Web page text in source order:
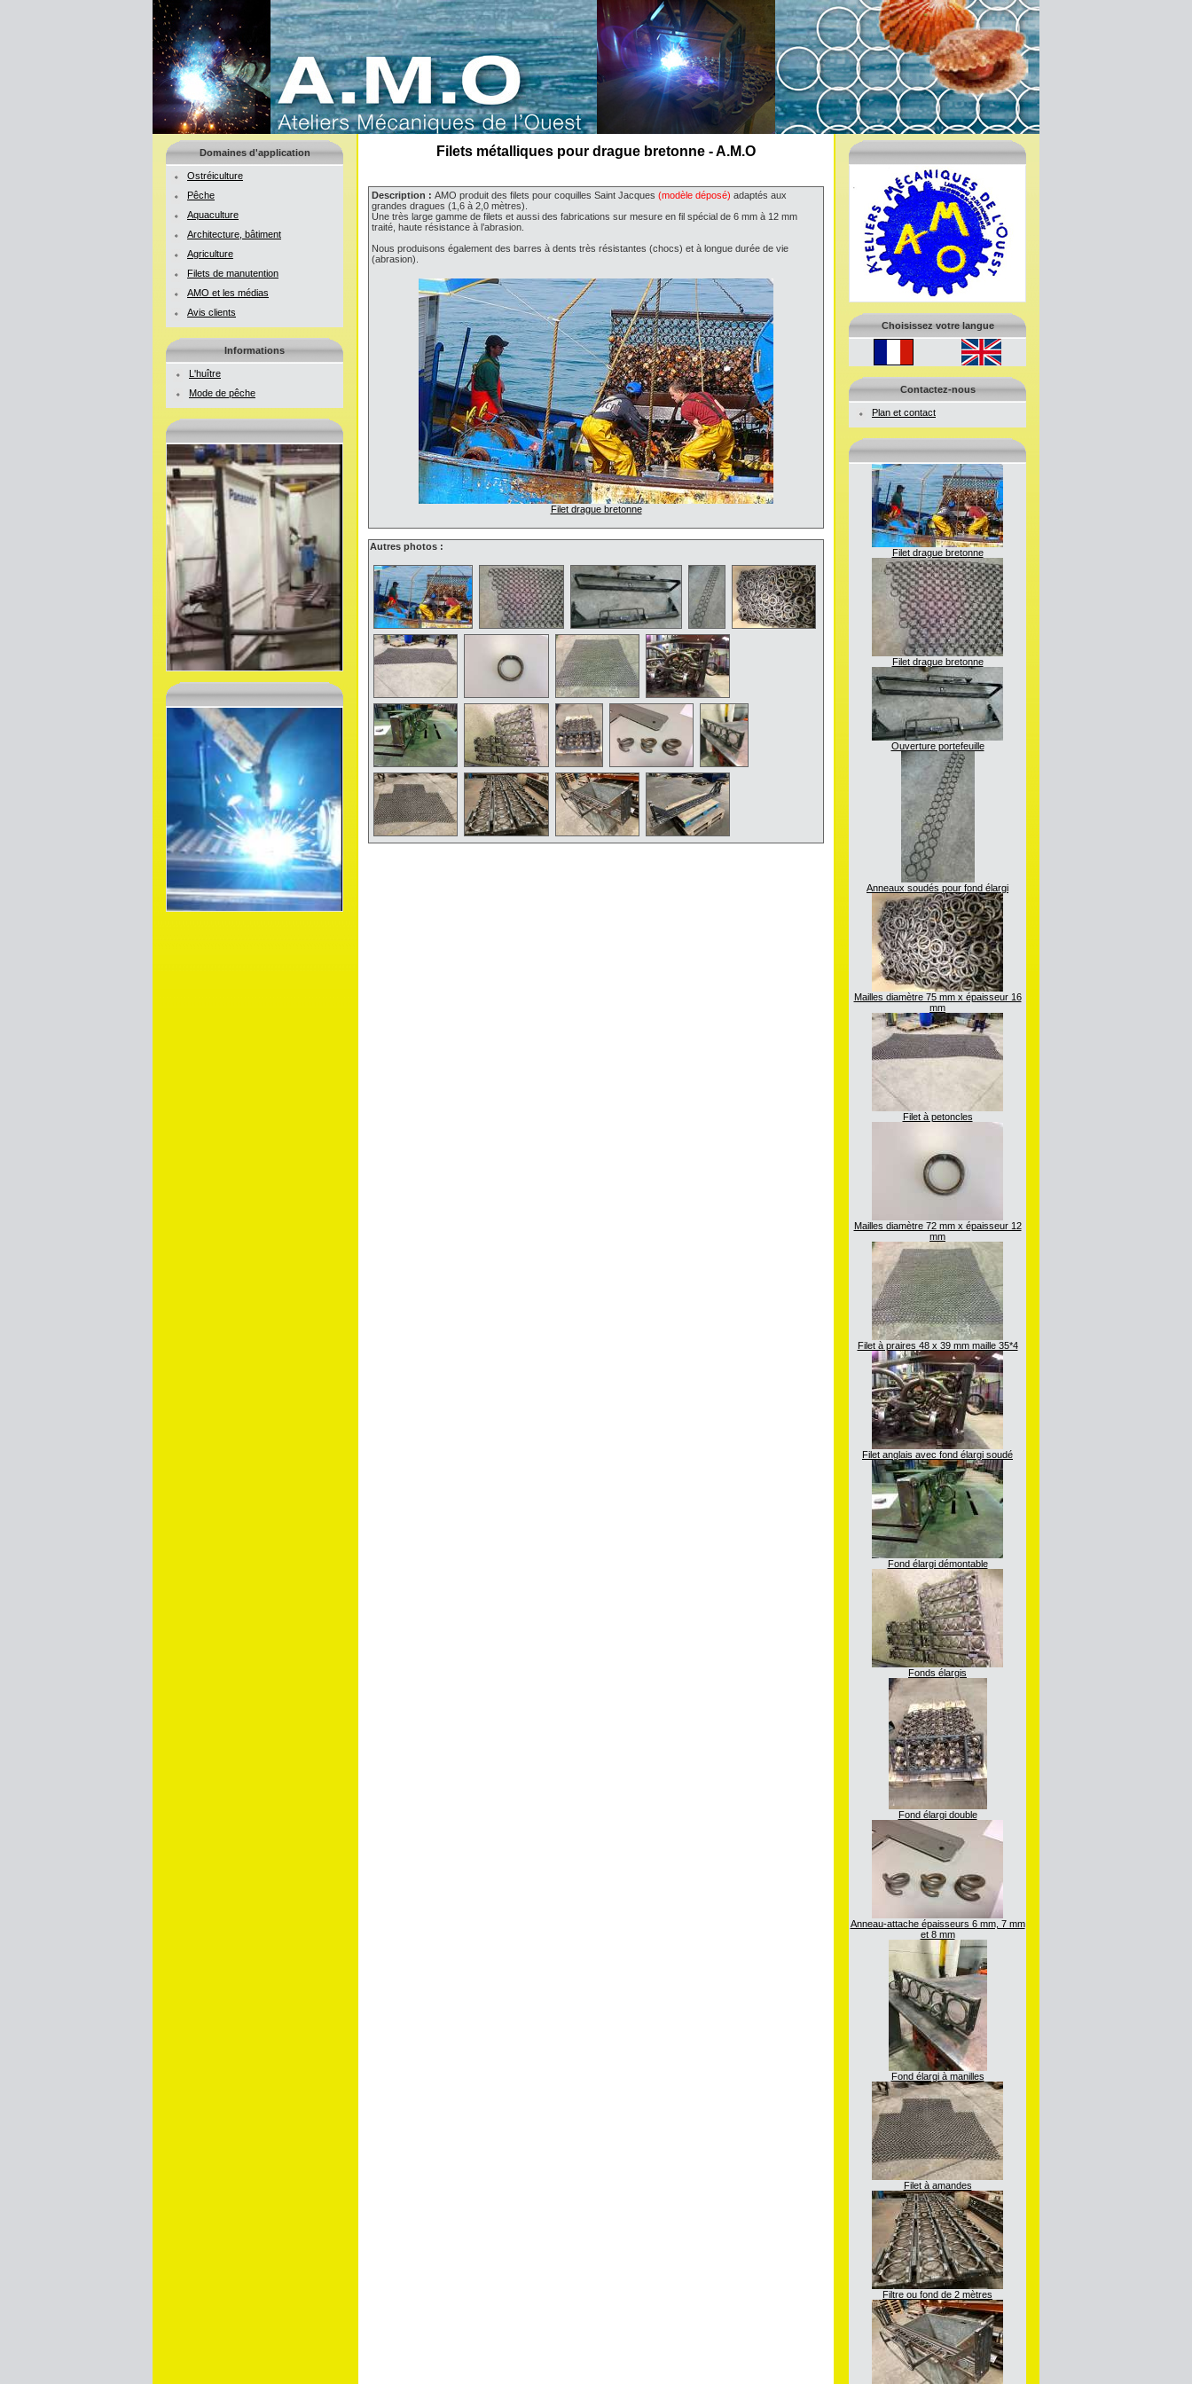
Domaines d'application
Ostréiculture
Pêche
Aquaculture
Architecture, bâtiment
Agriculture
Filets de manutention
AMO et les médias
Avis clients
Informations
L'huître
Mode de pêche
Filets métalliques pour drague bretonne - A.M.O
Description : AMO produit des filets pour coquilles Saint Jacques (modèle déposé) adaptés aux
grandes dragues (1,6 à 2,0 mètres).
Une très large gamme de filets et aussi des fabrications sur mesure en fil spécial de 6 mm à 12 mm
traité, haute résistance à l’abrasion.
Nous produisons également des barres à dents très résistantes (chocs) et à longue durée de vie
(abrasion).
Filet drague bretonne
Autres photos :
Choisissez votre langue
Contactez-nous
Plan et contact
Filet drague bretonne
Filet drague bretonne
Ouverture portefeuille
Anneaux soudés pour fond élargi
Mailles diamètre 75 mm x épaisseur 16
mm
Filet à petoncles
Mailles diamètre 72 mm x épaisseur 12
mm
Filet à praires 48 x 39 mm maille 35*4
Filet anglais avec fond élargi soudé
Fond élargi démontable
Fonds élargis
Fond élargi double
Anneau-attache épaisseurs 6 mm, 7 mm
et 8 mm
Fond élargi à manilles
Filet à amandes
Filtre ou fond de 2 mètres